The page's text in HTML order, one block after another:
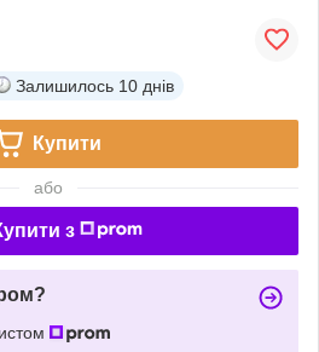
Залишилось 10 днів
Купити
або
з